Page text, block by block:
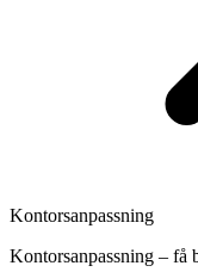
Kontorsanpassning
Kontorsanpassning – få